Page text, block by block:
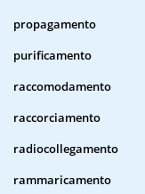
propagamento
purificamento
raccomodamento
raccorciamento
radiocollegamento
rammaricamento